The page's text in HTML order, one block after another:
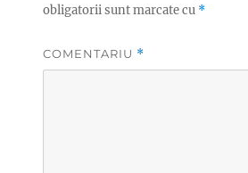
obligatorii sunt marcate cu *
COMENTARIU *